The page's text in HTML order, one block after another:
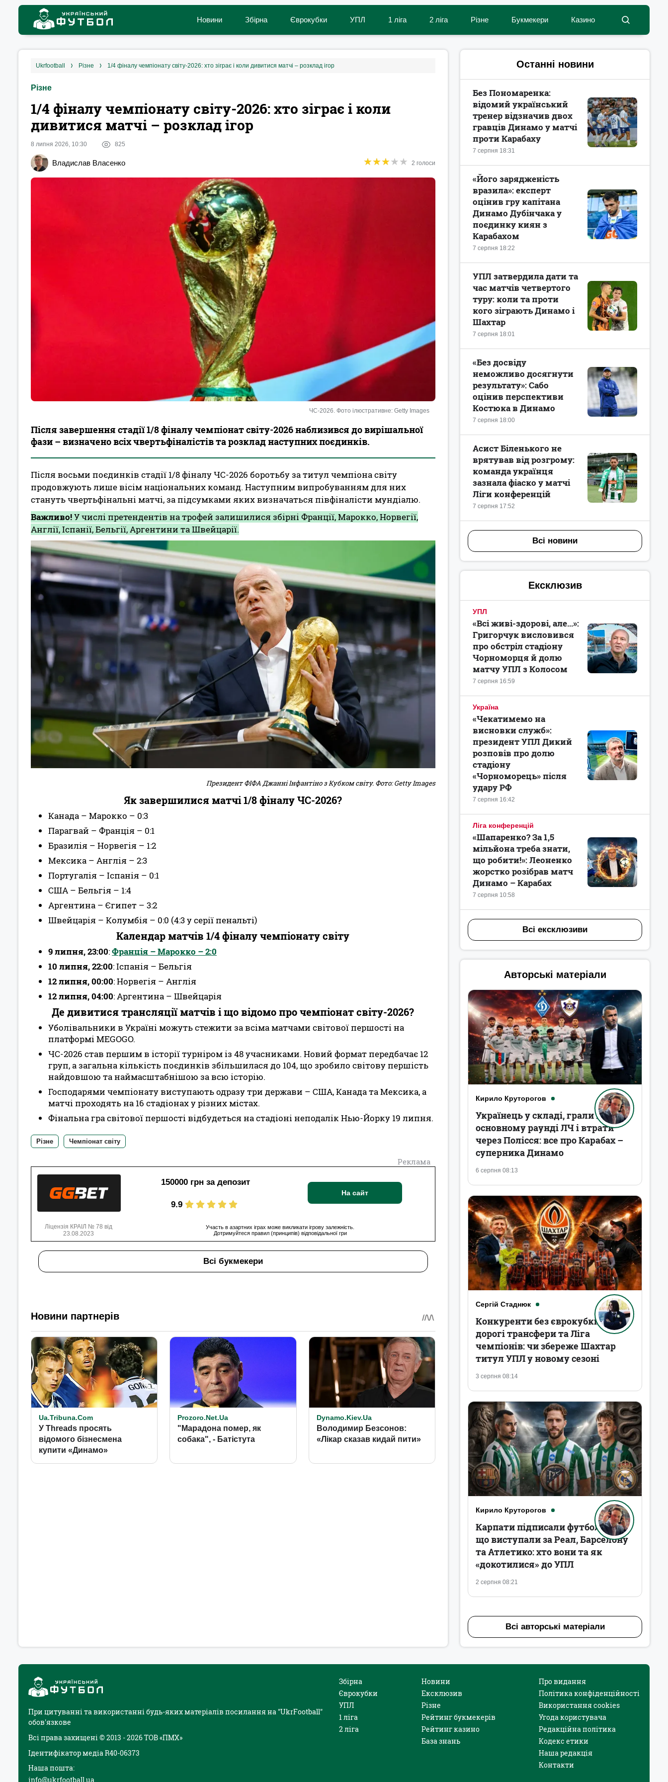
Новини Збірна Єврокубки УПЛ 1 ліга 2 ліга Різне Букмекери Казино
ukrfootball різне 1/4 фіналу чемпіонату світу-2026: хто зіграє і коли дивитися матчі – розклад ігор
Різне
1/4 фіналу чемпіонату світу-2026: хто зіграє і коли
дивитися матчі – розклад ігор
8 липня 2026, 10:30 825
Владислав Власенко ★★★★★
★★★★★ 2 голоси
ЧС-2026. Фото ілюстративне: Getty Images
Після завершення стадії 1/8 фіналу чемпіонат світу-2026 наблизився до вирішальної
фази – визначено всіх чвертьфіналістів та розклад наступних поєдинків.
Після восьми поєдинків стадії 1/8 фіналу ЧС-2026 боротьбу за титул чемпіона світу
продовжують лише вісім національних команд. Наступним випробуванням для них
стануть чвертьфінальні матчі, за підсумками яких визначаться півфіналісти мундіалю.
Важливо!У числі претендентів на трофей залишилися збірні Франції, Марокко, Норвегії,
Англії, Іспанії, Бельгії, Аргентини та Швейцарії.
Президент ФІФА Джанні Інфантіно з Кубком світу. Фото: Getty Images
Як завершилися матчі 1/8 фіналу ЧС-2026?
Канада – Марокко – 0:3
Парагвай – Франція – 0:1
Бразилія – Норвегія – 1:2
Мексика – Англія – 2:3
Португалія – Іспанія – 0:1
США – Бельгія – 1:4
Аргентина – Єгипет – 3:2
Швейцарія – Колумбія – 0:0 (4:3 у серії пенальті)
Календар матчів 1/4 фіналу чемпіонату світу
9 липня, 23:00:Франція – Марокко – 2:0
10 липня, 22:00: Іспанія – Бельгія
12 липня, 00:00: Норвегія – Англія
12 липня, 04:00: Аргентина – Швейцарія
Де дивитися трансляції матчів і що відомо про чемпіонат світу-2026?
Уболівальники в Україні можуть стежити за всіма матчами світової першості на
платформі MEGOGO.
ЧС-2026 став першим в історії турніром із 48 учасниками. Новий формат передбачає 12
груп, а загальна кількість поєдинків збільшилася до 104, що зробило світову першість
найдовшою та наймасштабнішою за всю історію.
Господарями чемпіонату виступають одразу три держави – США, Канада та Мексика, а
матчі проходять на 16 стадіонах у різних містах.
Фінальна гра світової першості відбудеться на стадіоні неподалік Нью-Йорку 19 липня.
Різне Чемпіонат світу
Реклама
150000 грн за депозит
9.9
На сайт
Ліцензія КРАІЛ № 78 від
23.08.2023
Участь в азартних іграх може викликати ігрову залежність.
Дотримуйтеся правил (принципів) відповідальної гри
Всі букмекери
Останні новини
7 серпня 18:31
Без Пономаренка:
відомий український
тренер відзначив двох
гравців Динамо у матчі
проти Карабаху
7 серпня 18:22
«Його зарядженість
вразила»: експерт
оцінив гру капітана
Динамо Дубінчака у
поєдинку киян з
Карабахом
7 серпня 18:01
УПЛ затвердила дати та
час матчів четвертого
туру: коли та проти
кого зіграють Динамо і
Шахтар
7 серпня 18:00
«Без досвіду
неможливо досягнути
результату»: Сабо
оцінив перспективи
Костюка в Динамо
7 серпня 17:52
Асист Біленького не
врятував від розгрому:
команда українця
зазнала фіаско у матчі
Ліги конференцій
Всі новини
Ексклюзив
УПЛ
7 серпня 16:59
«Всі живі-здорові, але...»:
Григорчук висловився
про обстріл стадіону
Чорноморця й долю
матчу УПЛ з Колосом
Україна
7 серпня 16:42
«Чекатимемо на
висновки служб»:
президент УПЛ Дикий
розповів про долю
стадіону
«Чорноморець» після
удару РФ
Ліга конференцій
7 серпня 10:58
«Шапаренко? За 1,5
мільйона треба знати,
що робити!»: Леоненко
жорстко розібрав матч
Динамо – Карабах
Всі ексклюзиви
Авторські матеріали
Кирило Круторогов
6 серпня 08:13
Українець у складі, грали в
основному раунді ЛЧ і втрати
через Полісся: все про Карабах –
суперника Динамо
Сергій Стаднюк
3 серпня 08:14
Конкуренти без єврокубків,
дорогі трансфери та Ліга
чемпіонів: чи збереже Шахтар
титул УПЛ у новому сезоні
Кирило Круторогов
2 серпня 08:21
Карпати підписали футболістів,
що виступали за Реал, Барселону
та Атлетико: хто вони та як
«докотилися» до УПЛ
Всі авторські матеріали
При цитуванні та використанні будь-яких матеріалів посилання на "UkrFootball"
обов'язкове
Всі права захищені © 2013 - 2026 ТОВ «ПМХ»
Ідентифікатор медіа R40-06373
Наша пошта:
info@ukrfootball.ua
Збірна
Єврокубки
УПЛ
1 ліга
2 ліга
Новини
Ексклюзив
Різне
Рейтинг букмекерів
Рейтинг казино
База знань
Про видання
Політика конфіденційності
Використання cookies
Угода користувача
Редакційна політика
Кодекс етики
Наша редакція
Контакти